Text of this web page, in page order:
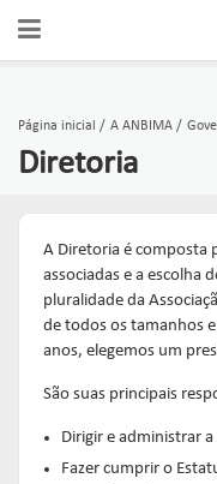
Página inicial A ANBIMA
Diretoria
A Diretoria é composta
associadas e a escolha
pluralidade da
de todos os tamanhos
anos, elegemos um
São suas principais
Dirigir e administrar a
Fazer cumprir o